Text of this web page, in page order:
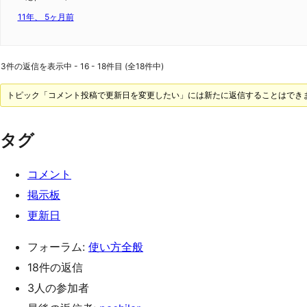
11年、 5ヶ月前
3件の返信を表示中 - 16 - 18件目 (全18件中)
トピック「コメント投稿で更新日を変更したい」には新たに返信することはでき
タグ
コメント
掲示板
更新日
フォーラム: 使い方全般
18件の返信
3人の参加者